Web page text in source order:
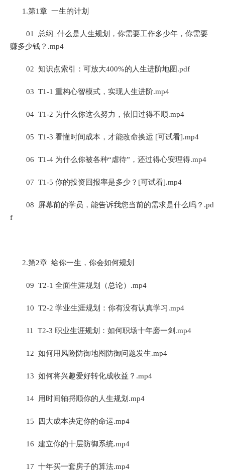
1.第1章 一生的计划
01 总纲_什么是人生规划，你需要工作多少年，你需要
赚多少钱？.mp4
02 知识点索引：可放大400%的人生进阶地图.pdf
03 T1-1 重构心智模式，实现人生进阶.mp4
04 T1-2 为什么你这么努力，依旧过得不顺.mp4
05 T1-3 看懂时间成本，才能改命换运 [可试看].mp4
06 T1-4 为什么你被各种“虐待”，还过得心安理得.mp4
07 T1-5 你的投资回报率是多少？[可试看].mp4
08 屏幕前的学员，能告诉我您当前的需求是什么吗？.pd
f
2.第2章 给你一生，你会如何规划
09 T2-1 全面生涯规划（总论）.mp4
10 T2-2 学业生涯规划：你有没有认真学习.mp4
11 T2-3 职业生涯规划：如何职场十年磨一剑.mp4
12 如何用风险防御地图防御问题发生.mp4
13 如何将兴趣爱好转化成收益？.mp4
14 用时间轴捋顺你的人生规划.mp4
15 四大成本决定你的命运.mp4
16 建立你的十层防御系统.mp4
17 十年买一套房子的算法.mp4